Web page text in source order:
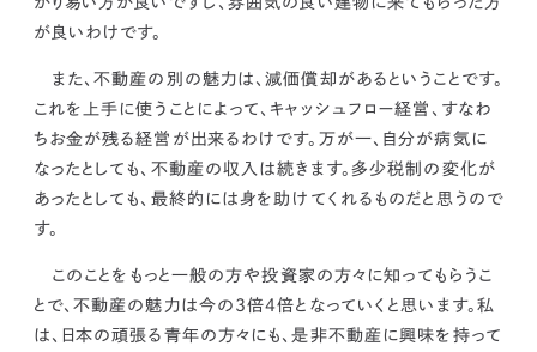
が良いわけです。
また、不動産の別の魅力は、減価償却があるということです。
これを上手に使うことによって、キャッシュフロー経営、すなわ
ちお金が残る経営が出来るわけです。 万が一、自分が病気に
なったとしても、 不動産の収入は続きます。 多少税制の変化が
あったとしても、最終的には身を助けてくれるものだと思うので
す。
このことを もっと一般の方や投資家の方々に知ってもらうこ
とで、不動産の魅力は今の3倍4倍となっていくと思います。 私
は、日本の頑張る青年の方々にも、是非不動産に興味を持って